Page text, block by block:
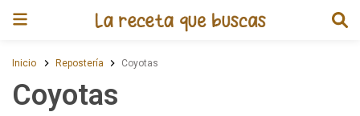
Inicio Repostería Coyotas
Coyotas